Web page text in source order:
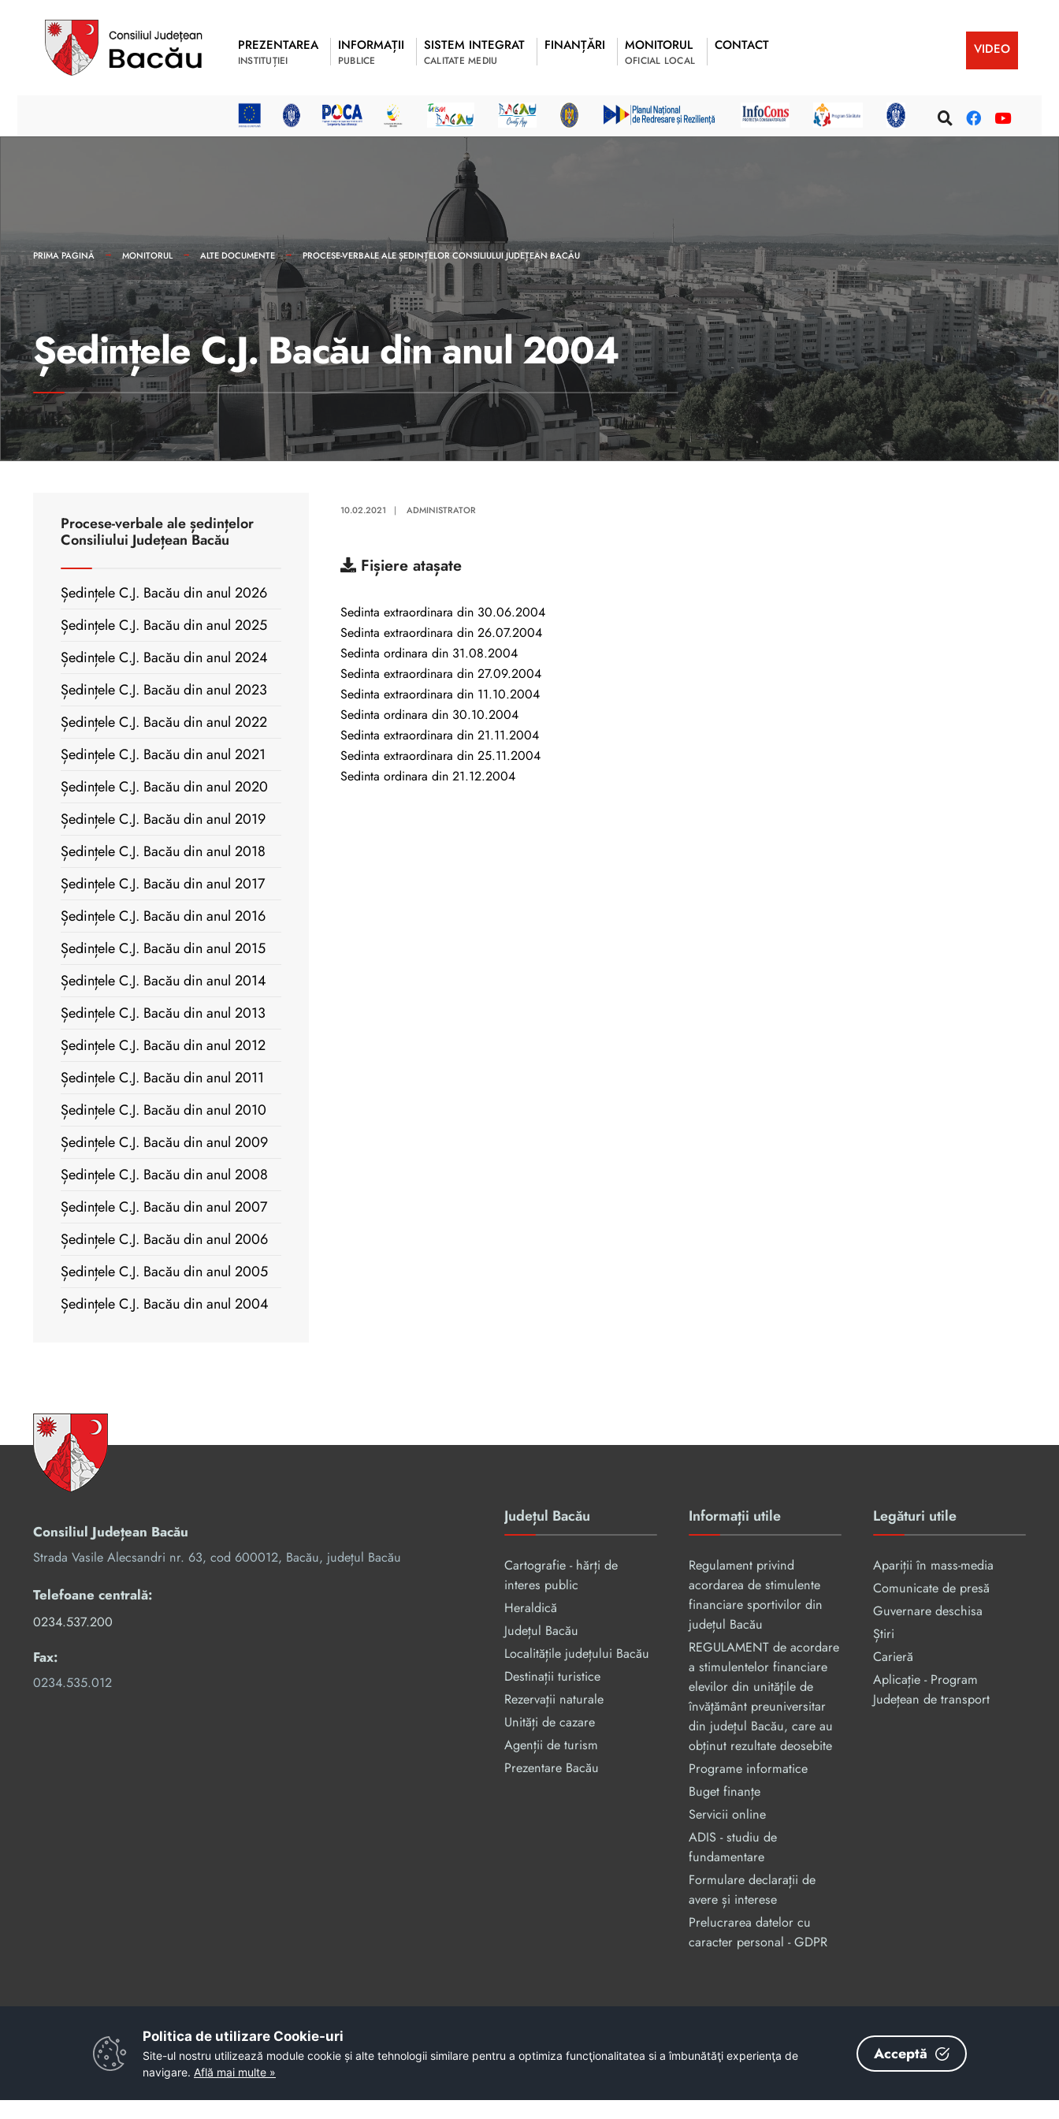
PREZENTAREA
INSTITUȚIEI
INFORMAȚII
PUBLICE
SISTEM INTEGRAT
CALITATE MEDIU
FINANȚĂRI MONITORUL
OFICIAL LOCAL
CONTACT VIDEO
PRIMA PAGINĂ MONITORUL ALTE DOCUMENTE PROCESE-VERBALE ALE ȘEDINȚELOR CONSILIULUI JUDEȚEAN BACĂU
Ședințele C.J. Bacău din anul 2004
10.02.2021 | ADMINISTRATOR
Fișiere atașate
Sedinta extraordinara din 30.06.2004
Sedinta extraordinara din 26.07.2004
Sedinta ordinara din 31.08.2004
Sedinta extraordinara din 27.09.2004
Sedinta extraordinara din 11.10.2004
Sedinta ordinara din 30.10.2004
Sedinta extraordinara din 21.11.2004
Sedinta extraordinara din 25.11.2004
Sedinta ordinara din 21.12.2004
Procese-verbale ale ședințelor
Consiliului Județean Bacău
Ședințele C.J. Bacău din anul 2026
Ședințele C.J. Bacău din anul 2025
Ședințele C.J. Bacău din anul 2024
Ședințele C.J. Bacău din anul 2023
Ședințele C.J. Bacău din anul 2022
Ședințele C.J. Bacău din anul 2021
Ședințele C.J. Bacău din anul 2020
Ședințele C.J. Bacău din anul 2019
Ședințele C.J. Bacău din anul 2018
Ședințele C.J. Bacău din anul 2017
Ședințele C.J. Bacău din anul 2016
Ședințele C.J. Bacău din anul 2015
Ședințele C.J. Bacău din anul 2014
Ședințele C.J. Bacău din anul 2013
Ședințele C.J. Bacău din anul 2012
Ședințele C.J. Bacău din anul 2011
Ședințele C.J. Bacău din anul 2010
Ședințele C.J. Bacău din anul 2009
Ședințele C.J. Bacău din anul 2008
Ședințele C.J. Bacău din anul 2007
Ședințele C.J. Bacău din anul 2006
Ședințele C.J. Bacău din anul 2005
Ședințele C.J. Bacău din anul 2004
Consiliul Județean Bacău
Strada Vasile Alecsandri nr. 63, cod 600012, Bacău, județul Bacău
Telefoane centrală:
0234.537.200
Fax:
0234.535.012
Județul Bacău
Cartografie - hărți de
interes public
Heraldică
Județul Bacău
Localitățile județului Bacău
Destinații turistice
Rezervaţii naturale
Unități de cazare
Agenții de turism
Prezentare Bacău
Informații utile
Regulament privind
acordarea de stimulente
financiare sportivilor din
județul Bacău
REGULAMENT de acordare
a stimulentelor financiare
elevilor din unităţile de
învăţământ preuniversitar
din judeţul Bacău, care au
obținut rezultate deosebite
Programe informatice
Buget finanțe
Servicii online
ADIS - studiu de
fundamentare
Formulare declarații de
avere și interese
Prelucrarea datelor cu
caracter personal - GDPR
Legături utile
Apariții în mass-media
Comunicate de presă
Guvernare deschisa
Știri
Carieră
Aplicație - Program
Județean de transport
CodMySmis/Sipoca: 128880/652;www.fonduri-ue.ro,www.poca.ro
Conținutul acestui site web nu reprezintă în mod obligatoriu poziția oficială a Uniunii Europene.
Politica de utilizare Cookie-uri‎
Site-ul nostru utilizează module cookie și alte tehnologii similare pentru a optimiza funcţionalitatea si a îmbunătăţi experienţa de
navigare. Află mai multe »
Acceptă